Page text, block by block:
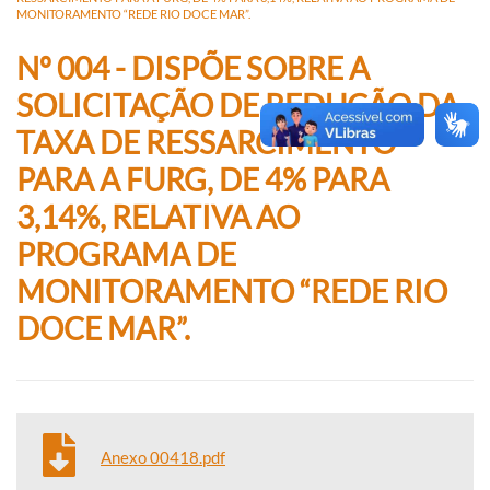
MONITORAMENTO “REDE RIO DOCE MAR”.
Nº 004 - DISPÕE SOBRE A
SOLICITAÇÃO DE REDUÇÃO DA
TAXA DE RESSARCIMENTO
PARA A FURG, DE 4% PARA
3,14%, RELATIVA AO
PROGRAMA DE
MONITORAMENTO “REDE RIO
DOCE MAR”.
Anexo 00418.pdf